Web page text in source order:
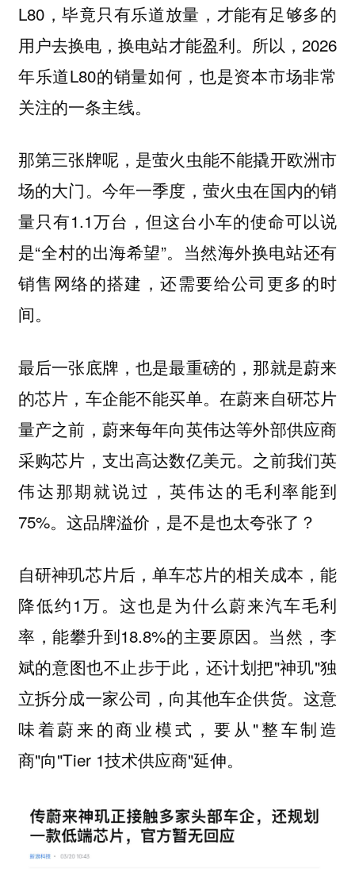
L80，毕竟只有乐道放量，才能有足够多的
用户去换电，换电站才能盈利。所以，2026
年乐道L80的销量如何，也是资本市场非常
关注的一条主线。
那第三张牌呢，是萤火虫能不能撬开欧洲市
场的大门。今年一季度，萤火虫在国内的销
量只有1.1万台，但这台小车的使命可以说
是“全村的出海希望”。当然海外换电站还有
销售网络的搭建，还需要给公司更多的时
间。
最后一张底牌，也是最重磅的，那就是蔚来
的芯片，车企能不能买单。在蔚来自研芯片
量产之前，蔚来每年向英伟达等外部供应商
采购芯片，支出高达数亿美元。之前我们英
伟达那期就说过，英伟达的毛利率能到
75%。这品牌溢价，是不是也太夸张了？
自研神玑芯片后，单车芯片的相关成本，能
降低约1万。这也是为什么蔚来汽车毛利
率，能攀升到18.8%的主要原因。当然，李
斌的意图也不止步于此，还计划把"神玑"独
立拆分成一家公司，向其他车企供货。这意
味着蔚来的商业模式，要从"整车制造
商"向"Tier 1技术供应商"延伸。